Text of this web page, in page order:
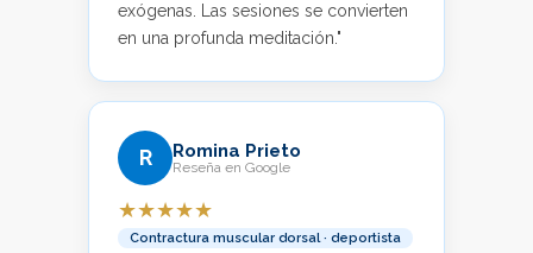
exógenas. Las sesiones se convierten
en una profunda meditación."
R Romina Prieto
Reseña en Google
★★★★★
Contractura muscular dorsal · deportista